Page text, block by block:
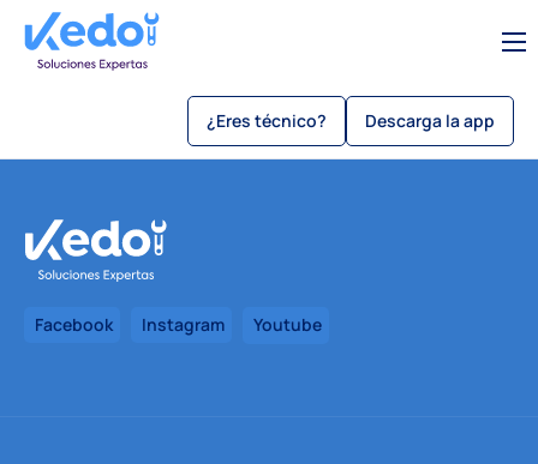
Como usar kedo app
Sé un técnico
Beneficios
¿Eres técnico? Descarga la app
Facebook Instagram Youtube